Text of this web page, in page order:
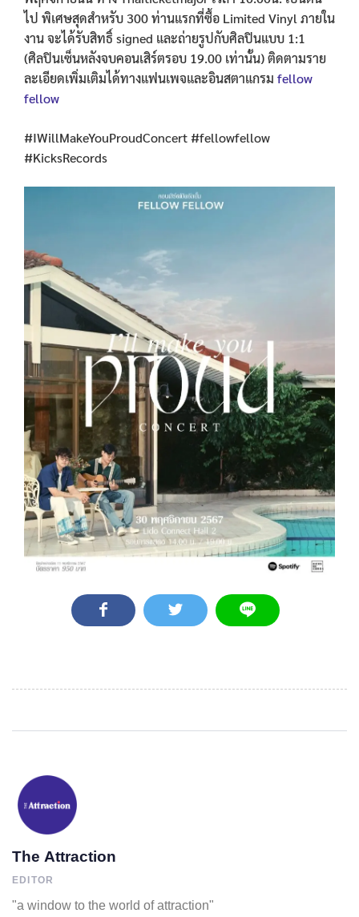
ไป พิเศษสุดสำหรับ 300 ท่านแรกที่ซื้อ Limited Vinyl ภายใน
งาน จะได้รับสิทธิ์ signed และถ่ายรูปกับศิลปินแบบ 1:1
(ศิลปินเซ็นหลังจบคอนเสิร์ตรอบ 19.00 เท่านั้น) ติดตามราย
ละเอียดเพิ่มเติมได้ทางแฟนเพจและอินสตาแกรม fellow
fellow
#IWillMakeYouProudConcert #fellowfellow
#KicksRecords
The Attraction
EDITOR
"a window to the world of attraction"